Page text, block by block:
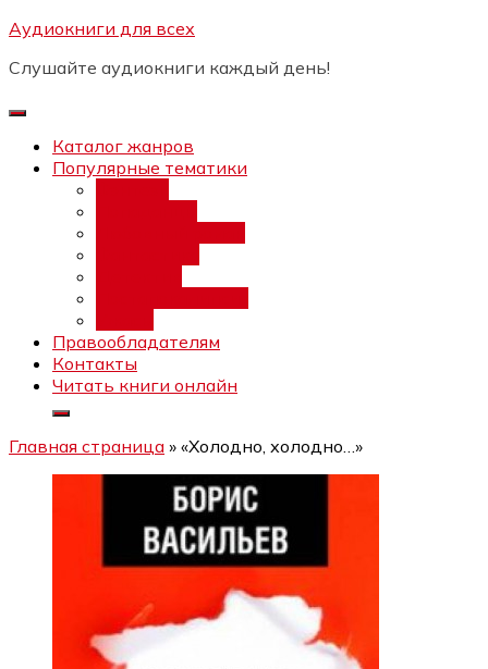
Перейти
содержимому
Аудиокниги для всех
Слушайте аудиокниги каждый день!
Каталог жанров
Популярные тематики
Правообладателям
Контакты
Читать книги онлайн
Главная страница » «Холодно, холодно…»
Бесплатный интенсив:
каналов"